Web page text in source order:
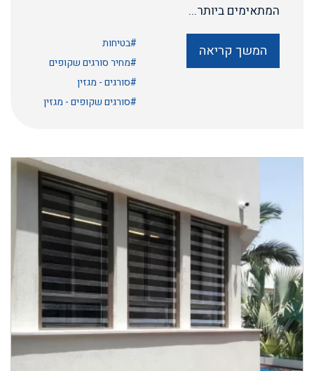
המתאימים ביותר...
המשך קריאה
#בטיחות
#מחיר סורגים שקופים
#סורגים - מגזין
#סורגים שקופים - מגזין